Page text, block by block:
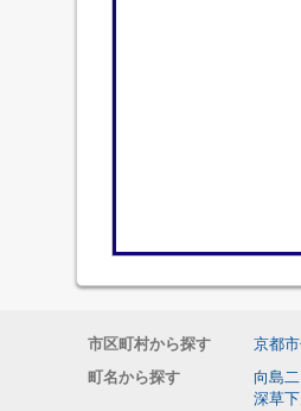
市区町村から探す 京都
町名から探す
向島
深草